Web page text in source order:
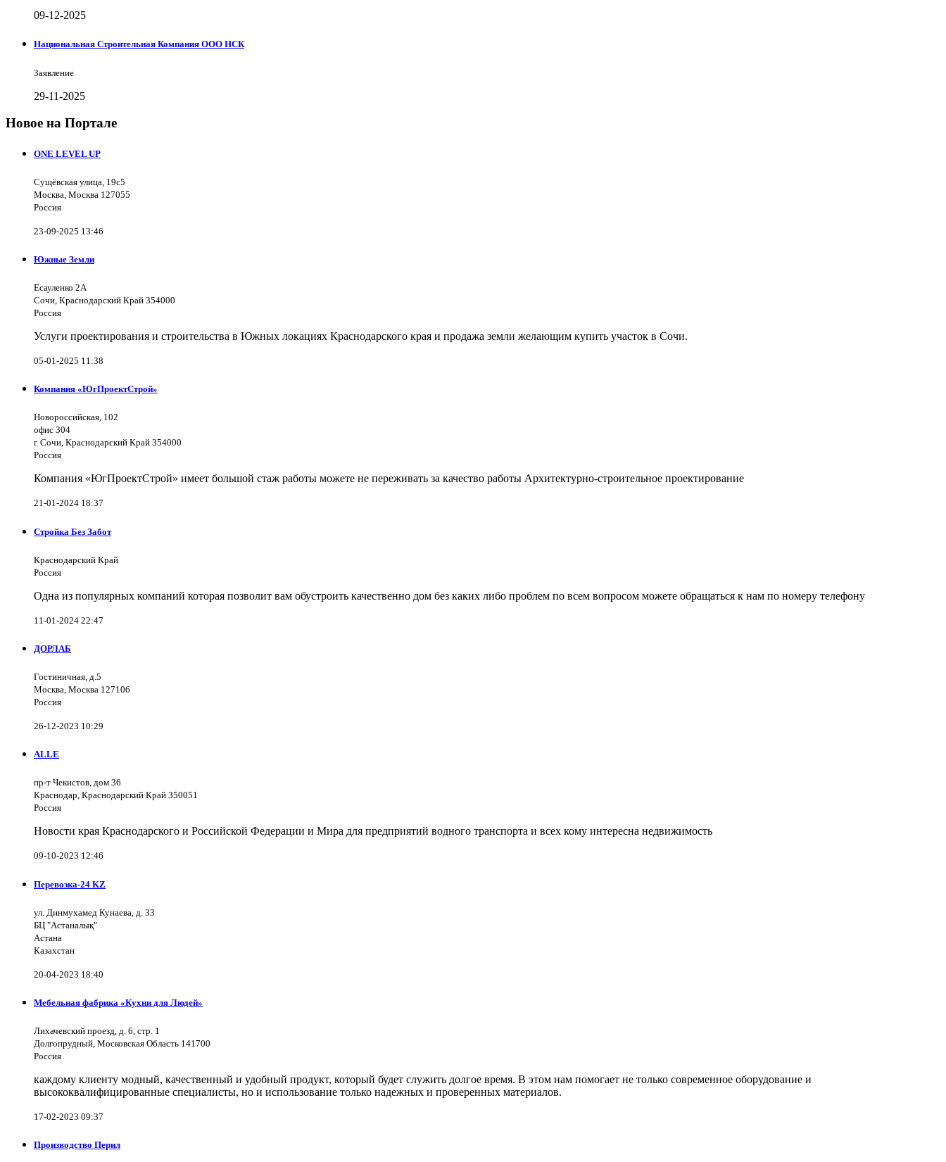
09-12-2025
Национальная Строительная Компания ООО НСК
Заявление
29-11-2025
Новое на Портале
ONE LEVEL UP
Сущёвская улица, 19с5
Москва, Москва 127055
Россия
23-09-2025 13:46
Южные Земли
Есауленко 2А
Сочи, Краснодарский Край 354000
Россия
Услуги проектирования и строительства в Южных локациях Краснодарского края и продажа земли желающим купить участок в Сочи.
05-01-2025 11:38
Компания «ЮгПроектСтрой»
Новороссийская, 102
офис 304
г. Сочи, Краснодарский Край 354000
Россия
Компания «ЮгПроектСтрой» имеет большой стаж работы можете не переживать за качество работы Архитектурно-строительное проектирование
21-01-2024 18:37
Стройка Без Забот
Краснодарский Край
Россия
Одна из популярных компаний которая позволит вам обустроить качественно дом без каких либо проблем по всем вопросом можете обращаться к нам по номеру телефону
11-01-2024 22:47
ДОРЛАБ
Гостиничная, д.5
Москва, Москва 127106
Россия
26-12-2023 10:29
ALLE
пр-т Чекистов, дом 36
Краснодар, Краснодарский Край 350051
Россия
Новости края Краснодарского и Российской Федерации и Мира для предприятий водного транспорта и всех кому интересна недвижимость
09-10-2023 12:46
Перевозка-24 KZ
ул. Динмухамед Кунаева, д. 33
БЦ "Астаналық"
Астана
Казахстан
20-04-2023 18:40
Мебельная фабрика «Кухни для Людей»
Лихачевский проезд, д. 6, стр. 1
Долгопрудный, Московская Область 141700
Россия
каждому клиенту модный, качественный и удобный продукт, который будет служить долгое время. В этом нам помогает не только современное оборудование и
высококвалифицированные специалисты, но и использование только надежных и проверенных материалов.
17-02-2023 09:37
Производство Перил